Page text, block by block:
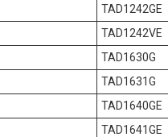
TAD1242GE
TAD1242VE
TAD1630G
TAD1631G
TAD1640GE
TAD1641GE